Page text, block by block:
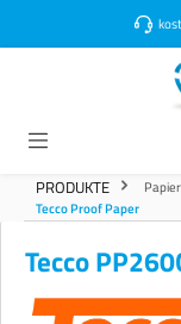
PRODUKTE
Tecco Proof Paper
Tecco